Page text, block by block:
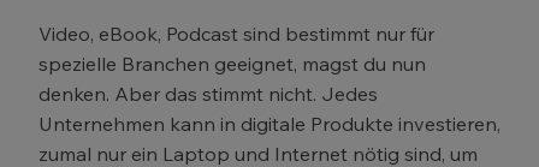
Video, eBook, Podcast sind bestimmt nur für
spezielle Branchen geeignet, magst du nun
denken. Aber das stimmt nicht. Jedes
Unternehmen kann in digitale Produkte investieren,
zumal nur ein Laptop und Internet nötig sind, um